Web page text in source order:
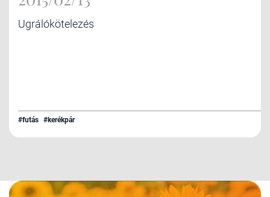
Ugrálókötelezés
#futás #kerékpár